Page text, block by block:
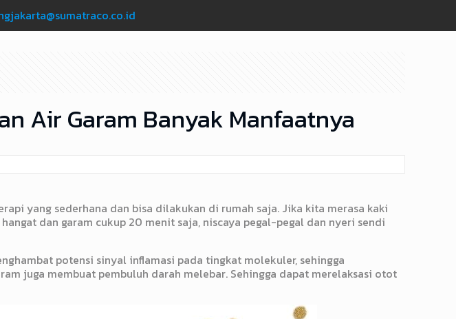
Air Garam Banyak Manfaatnya
yang sederhana dan bisa dilakukan di rumah saja. Jika kita merasa kaki
dan garam cukup 20 menit saja, niscaya pegal-pegal dan nyeri sendi
potensi sinyal inflamasi pada tingkat molekuler, sehingga
juga membuat pembuluh darah melebar. Sehingga dapat merelaksasi otot